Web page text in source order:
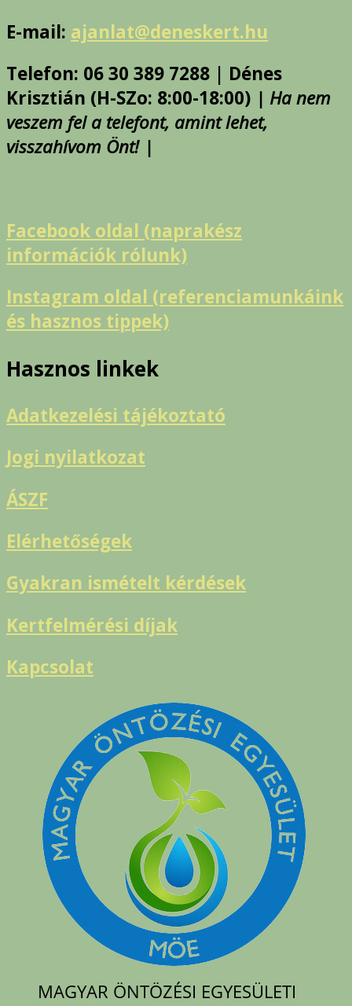
E-mail: ajanlat@deneskert.hu
Telefon: 06 30 389 7288 | Dénes
Krisztián (H-SZo: 8:00-18:00) | Ha nem
veszem fel a telefont, amint lehet,
visszahívom Önt! |
Facebook oldal (naprakész
információk rólunk)
Instagram oldal (referenciamunkáink
és hasznos tippek)
Hasznos linkek
Adatkezelési tájékoztató
Jogi nyilatkozat
ÁSZF
Elérhetőségek
Gyakran ismételt kérdések
Kertfelmérési díjak
Kapcsolat
MAGYAR ÖNTÖZÉSI EGYESÜLETI